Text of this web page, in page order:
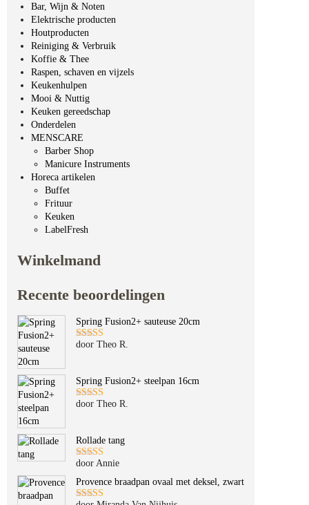
Bar, Wijn & Noten
Elektrische producten
Houtproducten
Reiniging & Verbruik
Koffie & Thee
Raspen, schaven en vijzels
Keukenhulpen
Mooi & Nuttig
Keuken gereedschap
Onderdelen
MENSCARE
Barber Shop
Manicure Instruments
Horeca artikelen
Buffet
Frituur
Keuken
LabelFresh
Winkelmand
Recente beoordelingen
Spring Fusion2+ sauteuse 20cm
Gewaardeerd
door Theo R.
Spring Fusion2+ steelpan 16cm
Gewaardeerd
door Theo R.
Rollade tang
Gewaardeerd
door Annie
Provence braadpan ovaal met deksel, zwart